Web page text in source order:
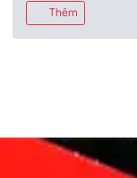
Thêm